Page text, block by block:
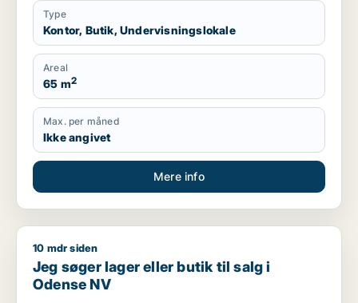
Type
Kontor, Butik, Undervisningslokale
Areal
65 m2
Max. per måned
Ikke angivet
Mere info
Jeg søger lager eller butik til salg i Odense NV
10 mdr siden
Jeg søger lager eller butik til salg i
Odense NV